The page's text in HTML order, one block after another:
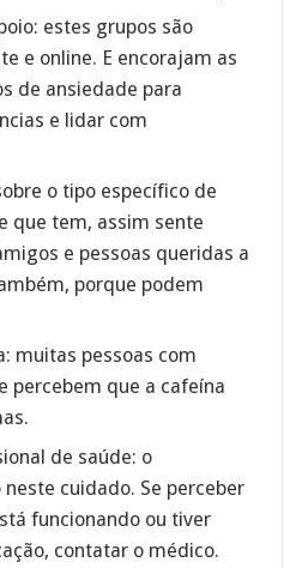
estes grupos são
e online. E encorajam as
de ansiedade para
e lidar com
o tipo específico de
que tem, assim sente
e pessoas queridas a
porque podem
muitas pessoas com
percebem que a cafeína
de saúde: o
cuidado. Se perceber
funcionando ou tiver
contatar o médico.